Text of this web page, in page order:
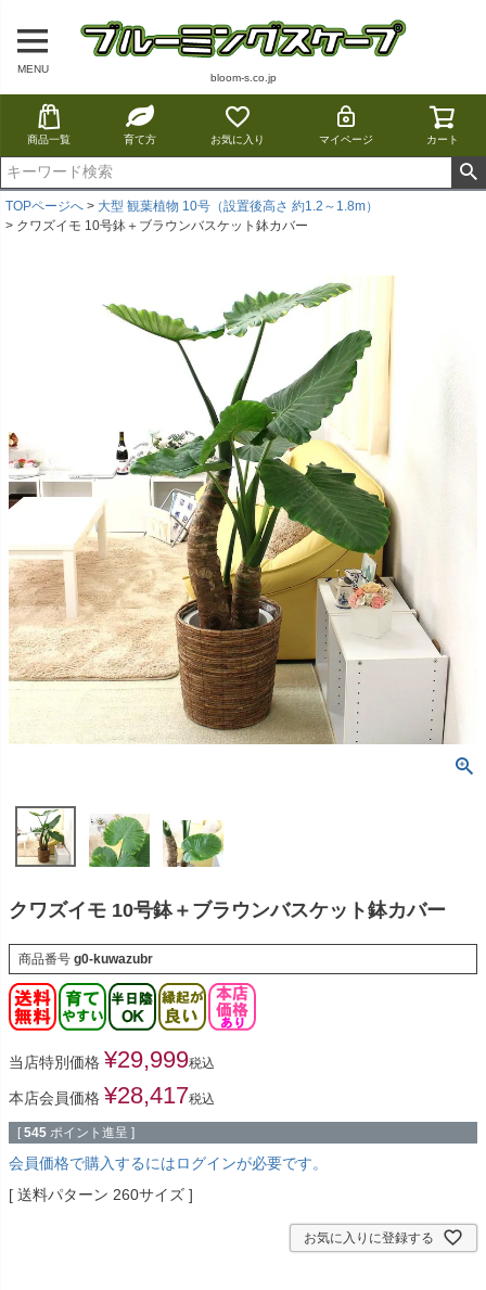
MENU
bloom-s.co.jp
商品一覧 育て方 お気に入り マイページ カート
TOPページへ
大型 観葉植物 10号（設置後高さ 約1.2～1.8m）
クワズイモ 10号鉢＋ブラウンバスケット鉢カバー
クワズイモ 10号鉢＋ブラウンバスケット鉢カバー
商品番号 g0-kuwazubr
当店特別価格 ¥29,999税込
本店会員価格 ¥28,417税込
[ 545 ポイント進呈 ]
会員価格で購入するにはログインが必要です。
送料パターン 260サイズ
お気に入りに登録する